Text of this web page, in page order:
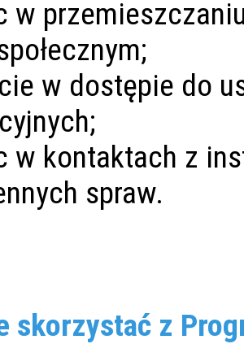
w
w dostępie do
w kontaktach z
spraw.
skorzystać z